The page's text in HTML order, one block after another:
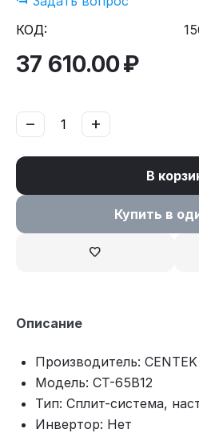
КОД:
37 610.00₽
+
−
В
Купить в
Описание
Производитель: CENTEK
Модель: CT-65B12
Тип: Сплит-система,
Инвертор: Нет